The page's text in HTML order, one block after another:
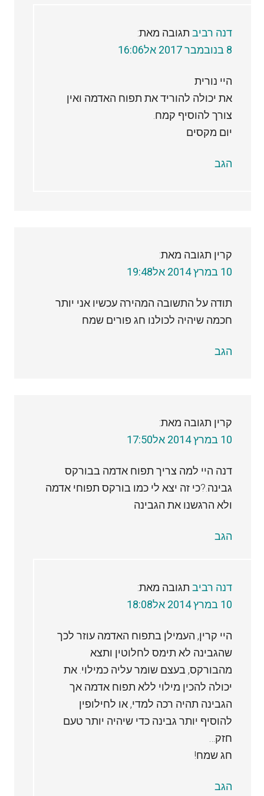
דנה רביב תגובה מאת:
8 בנובמבר 2017 אל16:06
היי נורית
את יכולה להוריד את תפוח האדמה ואין
צורך להוסיף קמח.
יום מקסים
הגב
קרין תגובה מאת:
10 במרץ 2014 אל19:48
תודה על התשובה המהירה עכשיו אני יותר
חכמה שיהיה לכולנו חג פורים שמח
הגב
קרין תגובה מאת:
10 במרץ 2014 אל17:50
דנה היי למה צריך תפוח אדמה בבורקס
גבינה.?כי זה יצא לי כמו בורקס תפוחי אדמה
ולא הרגשנו את הגבינה
הגב
דנה רביב תגובה מאת:
10 במרץ 2014 אל18:08
היי קרין, העמילן בתפוח האדמה עוזר לכך
שהגבינה לא תימס לחלוטין ותצא
מהבורקס, בעצם שומר עליה כמילוי. את
יכולה להכין מילוי ללא תפוח אדמה אך
הגבינה תהיה רכה למדי, או לחילופין
להוסיף יותר גבינה כדי שיהיה יותר טעם
חזק…
חג שמח!
הגב